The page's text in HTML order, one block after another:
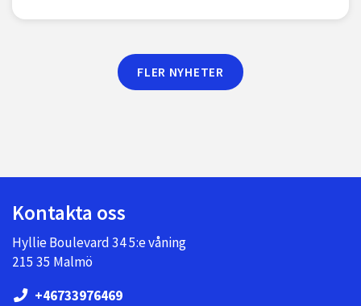
FLER NYHETER
Kontakta oss
Hyllie Boulevard 34 5:e våning
215 35 Malmö
+46733976469